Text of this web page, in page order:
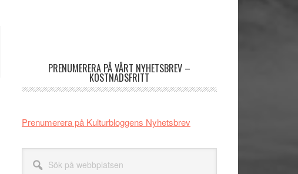
PRENUMERERA PÅ VÅRT NYHETSBREV –
KOSTNADSFRITT
Prenumerera på Kulturbloggens Nyhetsbrev